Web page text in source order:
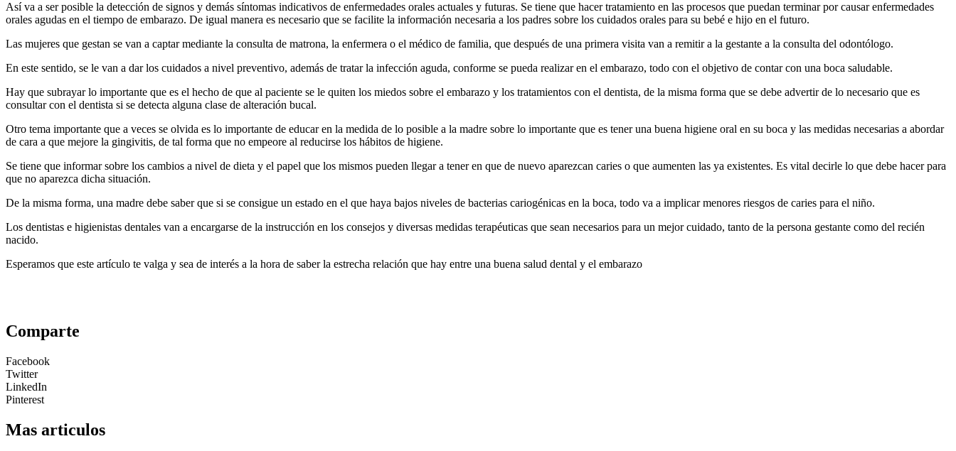
Así va a ser posible la detección de signos y demás síntomas indicativos de enfermedades orales actuales y futuras. Se tiene que hacer tratamiento en las procesos que puedan terminar por causar enfermedades
orales agudas en el tiempo de embarazo. De igual manera es necesario que se facilite la información necesaria a los padres sobre los cuidados orales para su bebé e hijo en el futuro.
Las mujeres que gestan se van a captar mediante la consulta de matrona, la enfermera o el médico de familia, que después de una primera visita van a remitir a la gestante a la consulta del odontólogo.
En este sentido, se le van a dar los cuidados a nivel preventivo, además de tratar la infección aguda, conforme se pueda realizar en el embarazo, todo con el objetivo de contar con una boca saludable.
Hay que subrayar lo importante que es el hecho de que al paciente se le quiten los miedos sobre el embarazo y los tratamientos con el dentista, de la misma forma que se debe advertir de lo necesario que es
consultar con el dentista si se detecta alguna clase de alteración bucal.
Otro tema importante que a veces se olvida es lo importante de educar en la medida de lo posible a la madre sobre lo importante que es tener una buena higiene oral en su boca y las medidas necesarias a abordar
de cara a que mejore la gingivitis, de tal forma que no empeore al reducirse los hábitos de higiene.
Se tiene que informar sobre los cambios a nivel de dieta y el papel que los mismos pueden llegar a tener en que de nuevo aparezcan caries o que aumenten las ya existentes. Es vital decirle lo que debe hacer para
que no aparezca dicha situación.
De la misma forma, una madre debe saber que si se consigue un estado en el que haya bajos niveles de bacterias cariogénicas en la boca, todo va a implicar menores riesgos de caries para el niño.
Los dentistas e higienistas dentales van a encargarse de la instrucción en los consejos y diversas medidas terapéuticas que sean necesarios para un mejor cuidado, tanto de la persona gestante como del recién
nacido.
Esperamos que este artículo te valga y sea de interés a la hora de saber la estrecha relación que hay entre una buena salud dental y el embarazo
Comparte
Facebook
Twitter
LinkedIn
Pinterest
Mas articulos